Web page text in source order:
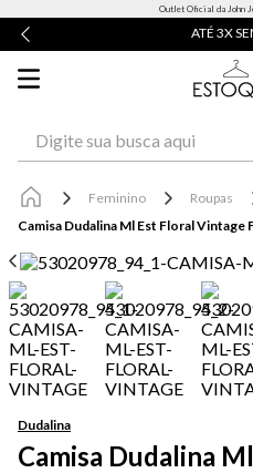
Outlet Oficial da John
ATÉ 3X
Feminino Roupas
Dudalina
Camisa Dudalina